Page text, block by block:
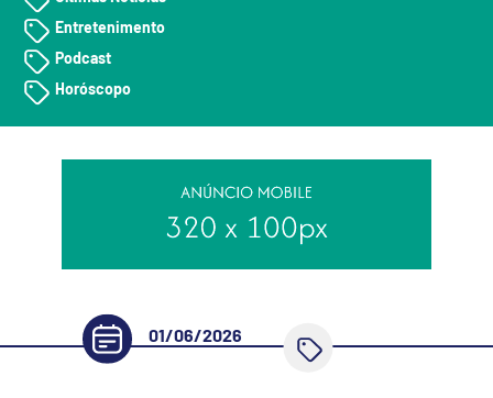
Entretenimento
Podcast
Horóscopo
01/06/2026